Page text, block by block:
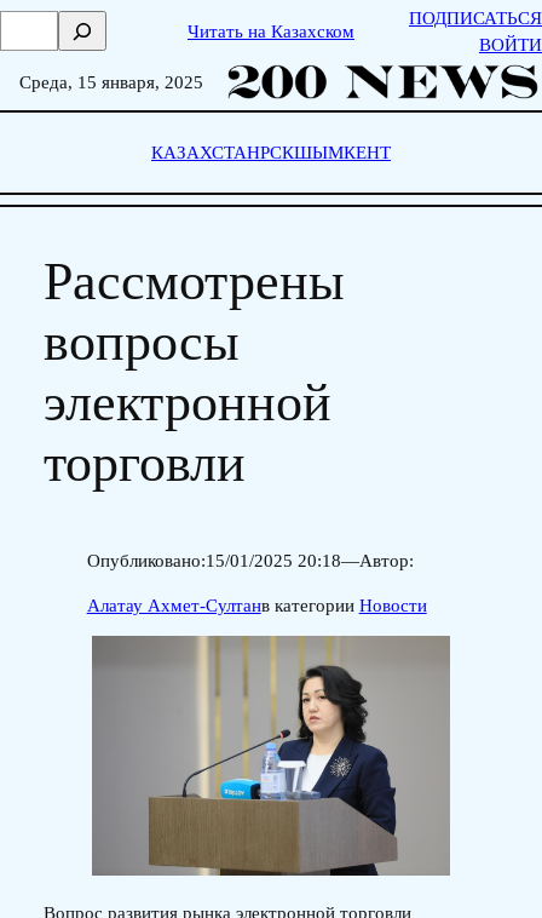
Skip
о
Читать на Казахском
ПОДПИСАТЬСЯ
ВОЙТИ
Среда, 15 января, 2025
КАЗАХСТАНРСКШЫМКЕНТ
Рассмотрены
вопросы
электронной
торговли
Опубликовано:15/01/2025 20:18—Автор:
Алатау Ахмет-Султанв категории Новости
Вопрос развития рынка электронной торговли